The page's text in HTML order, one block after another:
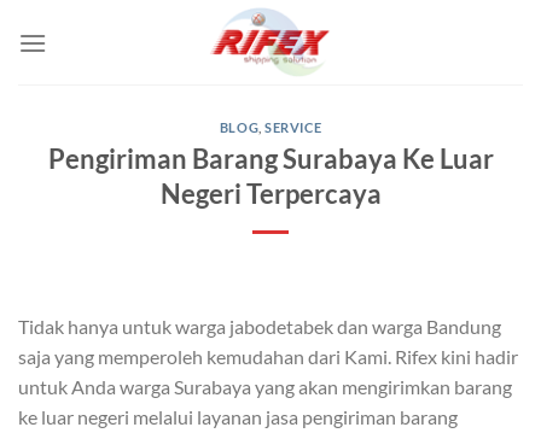
BLOG ,SERVICE
Pengiriman Barang Surabaya Ke Luar
Negeri Terpercaya
Tidak hanya untuk warga jabodetabek dan warga Bandung
saja yang memperoleh kemudahan dari Kami. Rifex kini hadir
untuk Anda warga Surabaya yang akan mengirimkan barang
ke luar negeri melalui layanan jasa pengiriman barang